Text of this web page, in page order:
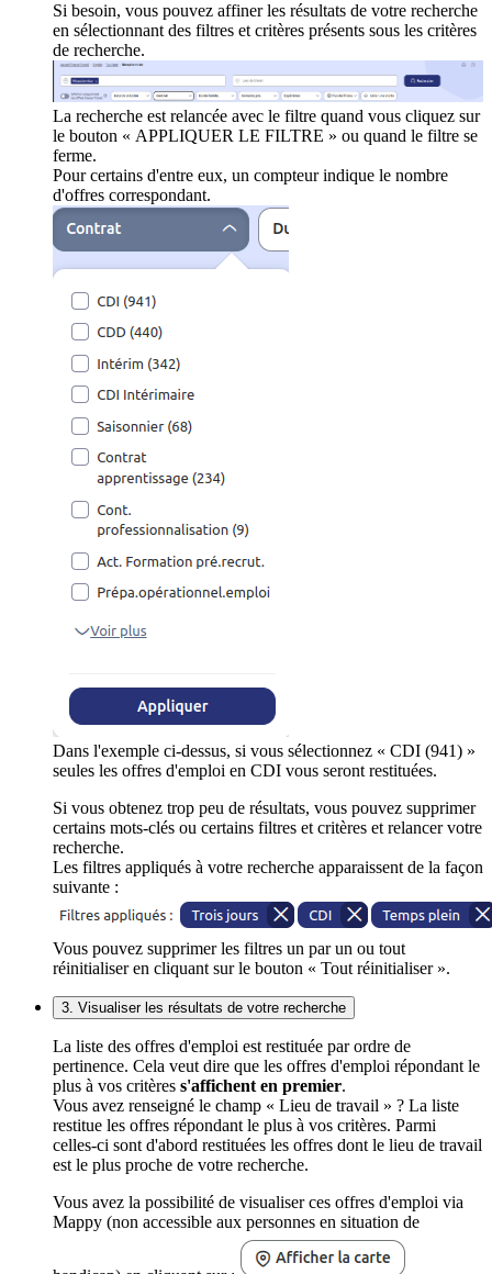
Si besoin, vous pouvez affiner les résultats de votre recherche
en sélectionnant des filtres et critères présents sous les critères
de recherche.
La recherche est relancée avec le filtre quand vous cliquez sur
le bouton « APPLIQUER LE FILTRE » ou quand le filtre se
ferme.
Pour certains d'entre eux, un compteur indique le nombre
d'offres correspondant.
Dans l'exemple ci-dessus, si vous sélectionnez « CDI (941) »
seules les offres d'emploi en CDI vous seront restituées.
Si vous obtenez trop peu de résultats, vous pouvez supprimer
certains mots-clés ou certains filtres et critères et relancer votre
recherche.
Les filtres appliqués à votre recherche apparaissent de la façon
suivante :
Vous pouvez supprimer les filtres un par un ou tout
réinitialiser en cliquant sur le bouton « Tout réinitialiser ».
3. Visualiser les résultats de votre recherche
La liste des offres d'emploi est restituée par ordre de
pertinence. Cela veut dire que les offres d'emploi répondant le
plus à vos critères s'affichent en premier.
Vous avez renseigné le champ « Lieu de travail » ? La liste
restitue les offres répondant le plus à vos critères. Parmi
celles-ci sont d'abord restituées les offres dont le lieu de travail
est le plus proche de votre recherche.
Vous avez la possibilité de visualiser ces offres d'emploi via
Mappy (non accessible aux personnes en situation de